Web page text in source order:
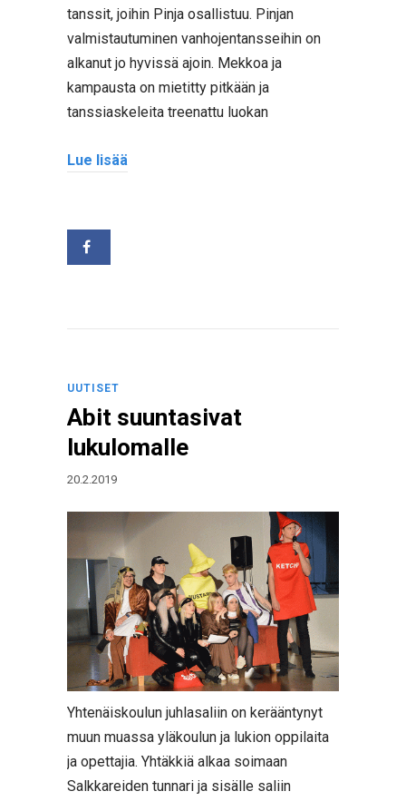
tanssit, joihin Pinja osallistuu. Pinjan
valmistautuminen vanhojentansseihin on
alkanut jo hyvissä ajoin. Mekkoa ja
kampausta on mietitty pitkään ja
tanssiaskeleita treenattu luokan
Lue lisää
UUTISET
Abit suuntasivat
lukulomalle
20.2.2019
Yhtenäiskoulun juhlasaliin on kerääntynyt
muun muassa yläkoulun ja lukion oppilaita
ja opettajia. Yhtäkkiä alkaa soimaan
Salkkareiden tunnari ja sisälle saliin